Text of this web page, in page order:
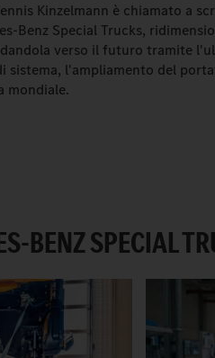
Kinzelmann è chiamato a
Benz Special Trucks,
verso il futuro tramite
sistema, l'ampliamento del
mondiale.
BENZ SPECIAL